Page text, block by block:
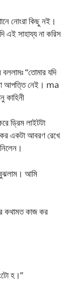
নোংরা কিছু নই।
এই সাহায্য না করিস
“তোমার যদি
আপত্তি নেই। ma
ড্রিম লাইটটা
একটা আবরণ রেখে
বুঝলাম। আমি
কথামত কাজ কর
হ।”